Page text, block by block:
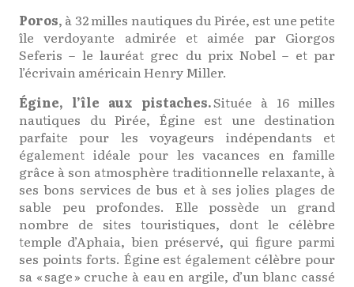
Poros, à 32 milles nautiques du Pirée, est une petite
île verdoyante admirée et aimée par Giorgos
Seferis – le lauréat grec du prix Nobel – et par
l’écrivain américain Henry Miller.
Égine, l’île aux pistaches.Située à 16 milles
nautiques du Pirée, Égine est une destination
parfaite pour les voyageurs indépendants et
également idéale pour les vacances en famille
grâce à son atmosphère traditionnelle relaxante, à
ses bons services de bus et à ses jolies plages de
sable peu profondes. Elle possède un grand
nombre de sites touristiques, dont le célèbre
temple d’Aphaia, bien préservé, qui figure parmi
ses points forts. Égine est également célèbre pour
sa « sage » cruche à eau en argile, d’un blanc cassé